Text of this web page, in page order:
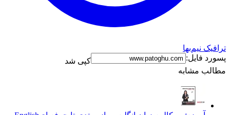
ترافیک نیم‌بها
پسورد فایل:
کپی شد
مطالب مشابه